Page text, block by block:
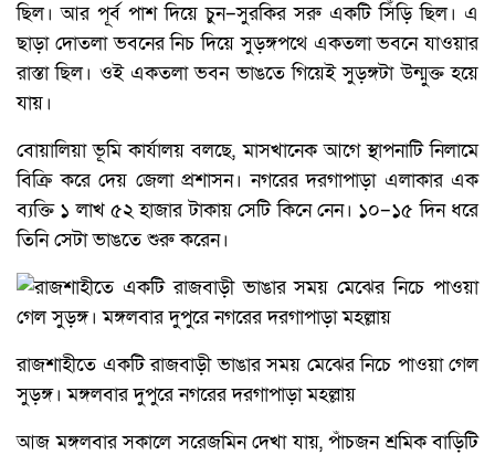
ছিল। আর পূর্ব পাশ দিয়ে চুন–সুরকির সরু একটি সিঁড়ি ছিল। এ
ছাড়া দোতলা ভবনের নিচ দিয়ে সুড়ঙ্গপথে একতলা ভবনে যাওয়ার
রাস্তা ছিল। ওই একতলা ভবন ভাঙতে গিয়েই সুড়ঙ্গটা উন্মুক্ত হয়ে
যায়।
বোয়ালিয়া ভূমি কার্যালয় বলছে, মাসখানেক আগে স্থাপনাটি নিলামে
বিক্রি করে দেয় জেলা প্রশাসন। নগরের দরগাপাড়া এলাকার এক
ব্যক্তি ১ লাখ ৫২ হাজার টাকায় সেটি কিনে নেন। ১০–১৫ দিন ধরে
তিনি সেটা ভাঙতে শুরু করেন।
রাজশাহীতে একটি রাজবাড়ী ভাঙার সময় মেঝের নিচে পাওয়া গেল
সুড়ঙ্গ। মঙ্গলবার দুপুরে নগরের দরগাপাড়া মহল্লায়
আজ মঙ্গলবার সকালে সরেজমিন দেখা যায়, পাঁচজন শ্রমিক বাড়িটি